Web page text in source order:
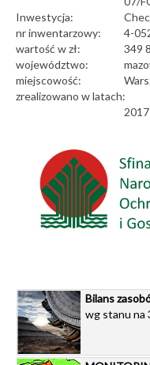
Inwestycja:
nr inwentarzowy:
4-
wartość w zł:
349
województwo:
miejscowość:
zrealizowano w latach:
Bilans
wg stanu na